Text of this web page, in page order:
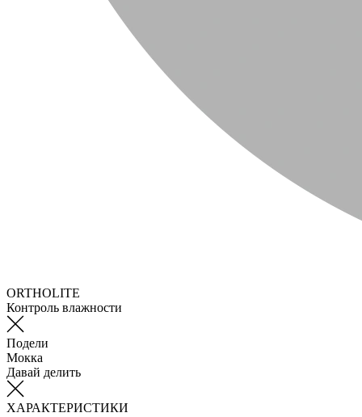
ORTHOLITE
Контроль влажности
Подели
Мокка
Давай делить
ХАРАКТЕРИСТИКИ